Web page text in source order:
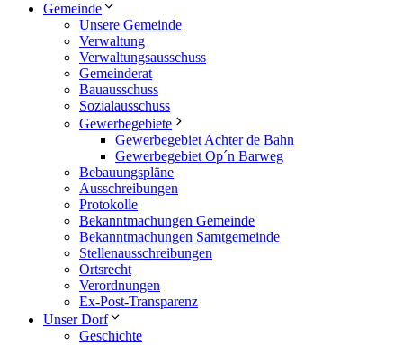
Gemeinde
Unsere Gemeinde
Verwaltung
Verwaltungsausschuss
Gemeinderat
Bauausschuss
Sozialausschuss
Gewerbegebiete
Gewerbegebiet Achter de Bahn
Gewerbegebiet Op´n Barweg
Bebauungspläne
Ausschreibungen
Protokolle
Bekanntmachungen Gemeinde
Bekanntmachungen Samtgemeinde
Stellenausschreibungen
Ortsrecht
Verordnungen
Ex-Post-Transparenz
Unser Dorf
Geschichte